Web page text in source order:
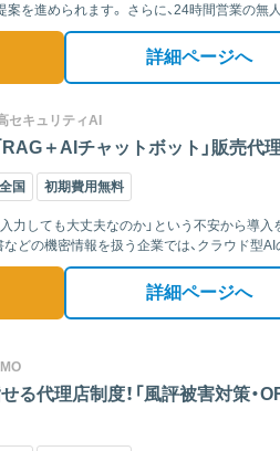
の無人販売モデルに加え、人気スイ
詳細ページへ
セキュリティAI
RAG＋AIチャットボット」販売代
全国 初期費用無料
力しても大丈夫なのか」という不安から導
どの機密情報を扱う企業では、クラウド型
詳細ページへ
代理店制度！「風評被害対策・